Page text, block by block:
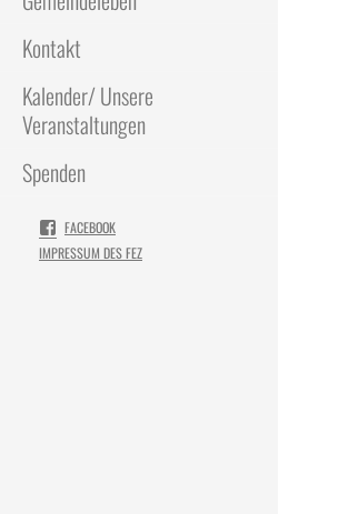
Kontakt
Kalender/ Unsere
Veranstaltungen
Spenden
FACEBOOK
IMPRESSUM DES FEZ